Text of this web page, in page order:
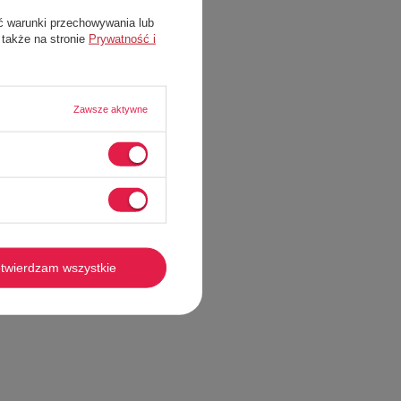
warunki przechowywania lub
na stronie Prywatność i
Zawsze aktywne
wszystkie